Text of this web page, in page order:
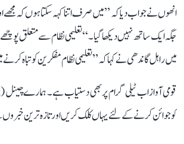
انھوں نے جواب دیا کہ ’’میں صرف اتنا کہہ سکتا ہوں کہ
جگہ ایک ساتھ نہیں دیکھا گیا۔‘‘ تعلیمی نظام سے متعلق
میں راہل گاندھی نے کہا کہ ’’تعلیمی نظام مفکرین کو تباہ
قومی آواز اب ٹیلی گرام پر بھی دستیاب ہے۔ ہمارے چینل (
کو جوائن کرنے کے لئے یہاں کلک کریں اور تازہ ترین